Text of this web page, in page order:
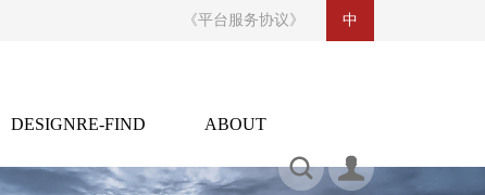
CONTACT US
indesignaddcom@foxmail.com
《平台服务协议》 中
DESIGNRE-FIND
ABOUT